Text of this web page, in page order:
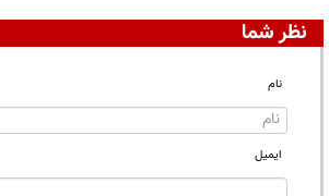
نظر شما
نام
ایمیل